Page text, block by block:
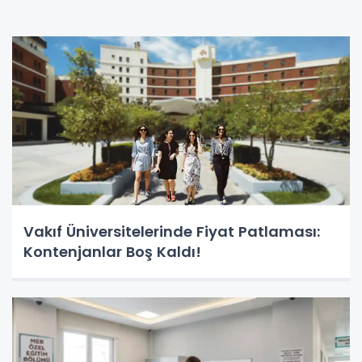
Vakıf Üniversitelerinde Fiyat Patlaması:
Kontenjanlar Boş Kaldı!